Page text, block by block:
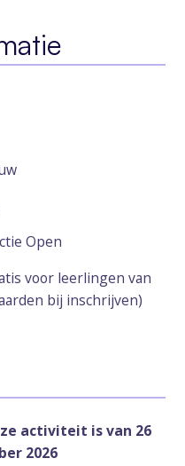
Open
voor leerlingen van
bij inschrijven)
activiteit is van 26
2026